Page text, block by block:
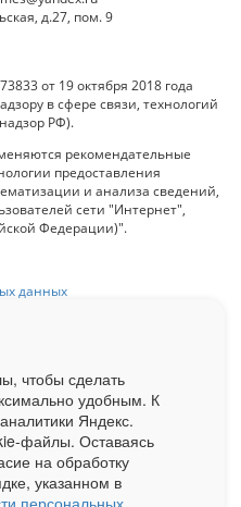
д.27, пом. 9
от 19 октября 2018 года
в сфере связи, технологий
РФ).
рекомендательные
предоставления
и анализа сведений,
сети "Интернет",
Федерации)".
данных
доступна на сайте
для рекламодателей по запросу
чтобы сделать
удобным. К
Яндекс.
файлы. Оставаясь
на обработку
указанном в
персональных